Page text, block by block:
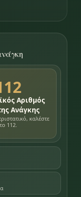
Αριθμός
Ανάγκης
καλέστε
το 112.